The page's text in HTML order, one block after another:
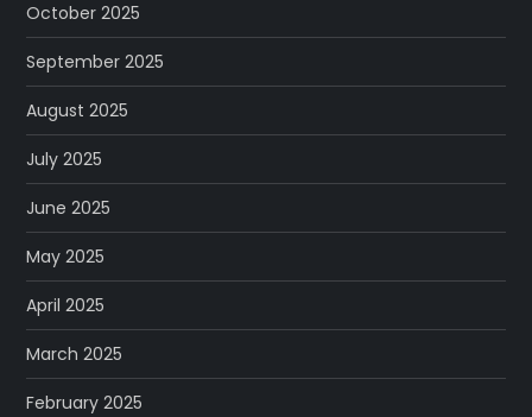
October 2025
September 2025
August 2025
July 2025
June 2025
May 2025
April 2025
March 2025
February 2025